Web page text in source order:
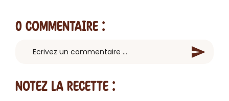
0 Commentaire :
Notez la recette :